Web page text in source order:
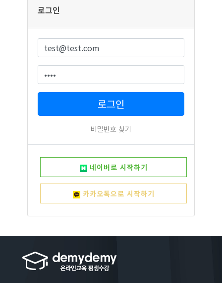
로그인
로그인
비밀번호 찾기
네이버로 시작하기
카카오톡으로 시작하기